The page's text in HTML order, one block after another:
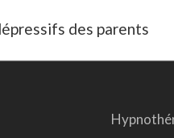
des parents